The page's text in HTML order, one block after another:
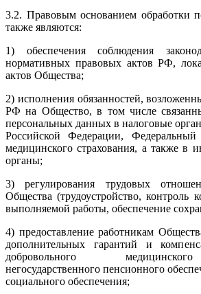
3.2. Правовым основанием обработки
также являются:
1) обеспечения соблюдения
нормативных правовых актов РФ,
актов Общества;
2) исполнения обязанностей,
РФ на Общество, в том числе
персональных данных в налоговые
Российской Федерации, Федеральный
медицинского страхования, а также в
органы;
3) регулирования трудовых
Общества (трудоустройство, контроль
выполняемой работы, обеспечение
4) предоставление работникам
дополнительных гарантий и
добровольного
негосударственного пенсионного
социального обеспечения;